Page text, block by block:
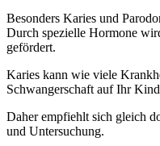
Besonders Karies und
Durch spezielle Hormone
gefördert.
Karies kann wie viele
Schwangerschaft auf Ihr
Daher empfiehlt sich gleich
und Untersuchung.